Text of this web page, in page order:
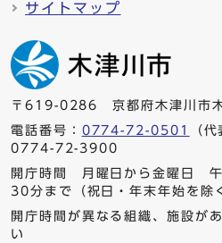
サイトマップ
〒619-0286 京都府木津川市
電話番号： 0774-72-0501
（
0774-72-3900
開庁時間 月曜日から金曜日
30分まで（祝日・年末年始を除
開庁時間が異なる組織、施設が
い